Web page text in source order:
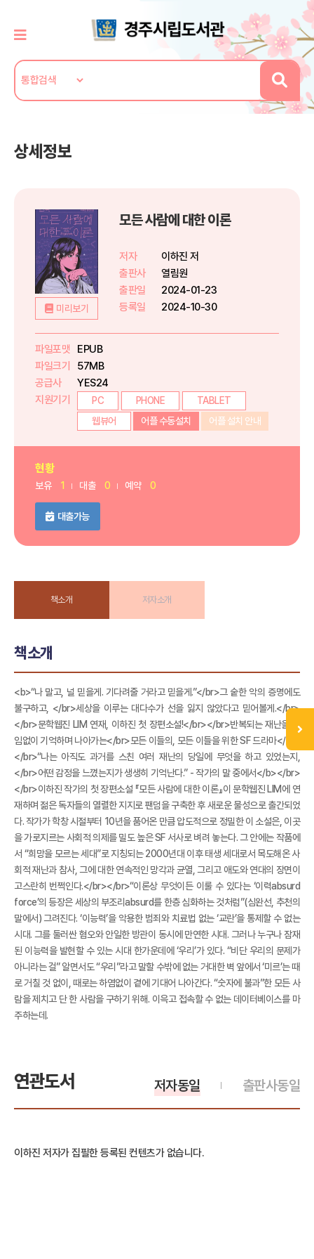
상세정보
미리보기
모든 사람에 대한 이론
저자
이하진 저
출판사
열림원
출판일
2024-01-23
등록일
2024-10-30
파일포맷
EPUB
파일크기
57MB
공급사
YES24
지원기기
PC PHONE
TABLET
웹뷰어
어플 수동설치 어플 설치 안내
현황
보유 1 대출 0 예약 0
대출가능
책소개 저자소개
책소개
<b>“나 말고, 널 믿을게. 기다려줄 거라고 믿을게.”</br>그 숱한 악의 증명에도
불구하고, </br>세상을 이루는 대다수가 선을 잃지 않았다고 믿어볼게.</br>
</br>문학웹진 LIM 연재, 이하진 첫 장편소설!</br></br>반복되는 재난을 끊
임없이 기억하며 나아가는</br>모든 이들의, 모든 이들을 위한 SF 드라마</br>
</br>“나는 아직도 과거를 스친 여러 재난의 당일에 무엇을 하고 있었는지,
</br>어떤 감정을 느꼈는지가 생생히 기억난다.” - 작가의 말 중에서</b></br>
</br>이하진 작가의 첫 장편소설 『모든 사람에 대한 이론』이 문학웹진 LIM에 연
재하며 젊은 독자들의 열렬한 지지로 팬덤을 구축한 후 새로운 물성으로 출간되었
다. 작가가 학창 시절부터 10년을 품어온 만큼 압도적으로 정밀한 이 소설은, 이곳
을 가로지르는 사회적 의제를 밀도 높은 SF 서사로 벼려 놓는다. 그 안에는 작품에
서 “희망을 모르는 세대”로 지칭되는 2000년대 이후 태생 세대로서 목도해온 사
회적 재난과 참사, 그에 대한 연속적인 망각과 균열, 그리고 애도와 연대의 장면이
고스란히 번쩍인다.</br></br>“이론상 무엇이든 이룰 수 있다는 ‘이력absurd
force’의 등장은 세상의 부조리absurd를 한층 심화하는 것처럼”(심완선, 추천의
말에서) 그려진다. ‘이능력’을 악용한 범죄와 치료법 없는 ‘교란’을 통제할 수 없는
시대. 그를 둘러싼 혐오와 안일한 방관이 동시에 만연한 시대. 그러나 누구나 잠재
된 이능력을 발현할 수 있는 시대 한가운데에 ‘우리’가 있다. “비단 우리의 문제가
아니라는 걸” 알면서도 “우리”라고 말할 수밖에 없는 거대한 벽 앞에서 ‘미르’는 때
로 거칠 것 없이, 때로는 하염없이 곁에 기대어 나아간다. “숫자에 불과”한 모든 사
람을 제치고 단 한 사람을 구하기 위해. 이윽고 접속할 수 없는 데이터베이스를 마
주하는데.
연관도서 출판사동일
저자동일
이하진 저자가 집필한 등록된 컨텐츠가 없습니다.